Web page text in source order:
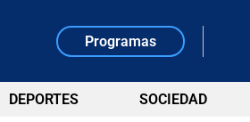
Programas
DEPORTES SOCIEDAD